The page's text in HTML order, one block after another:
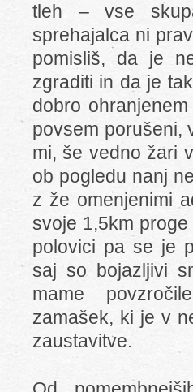
tleh – vse
sprehajalca ni
pomisliš, da je
zgraditi in da je
dobro
povsem porušeni,
mi, še vedno žari
ob pogledu nanj
z že omenjenimi
svoje 1,5km
polovici pa se je
saj so bojazljivi
mame
zamašek, ki je v
zaustavitve.